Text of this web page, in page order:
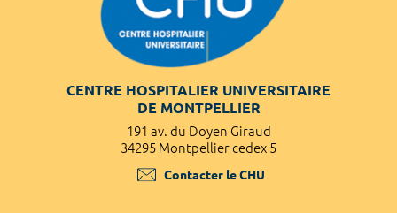
CENTRE HOSPITALIER UNIVERSITAIRE
DE MONTPELLIER
191 av. du Doyen Giraud
34295 Montpellier cedex 5
Contacter le CHU